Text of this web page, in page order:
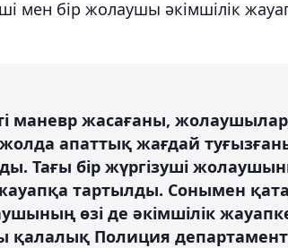
мен бір жолаушы әкімшілік
маневр жасағаны,
апаттық жағдай
Тағы бір жүргізуші
тартылды. Сонымен
өзі де әкімшілік
Полиция